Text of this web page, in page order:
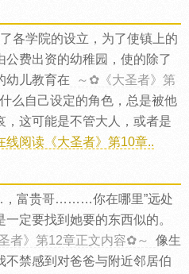
各学院的设立，为了使镇上的
费出资的幼稚园，使的除了
幼儿教育在
～✿《大圣者》第
么自己设定的角色，总是被他
，这可能是不管大人，或者是
线阅读《大圣者》第10章..
，富贵哥………你在哪里”远处
定要找到她要的东西似的。
者》第12章正文内容✿～
像生
禁感到对爸爸与附近邻居伯